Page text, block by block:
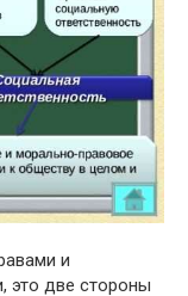
и
это две стороны